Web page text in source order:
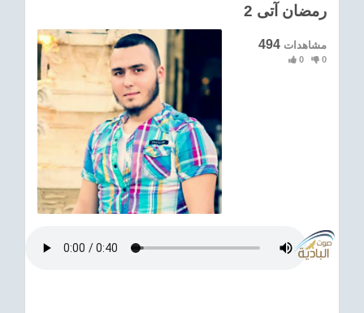
اناشيد
Foreign
رمضان آتى 2
494 مشاهدات
0 0